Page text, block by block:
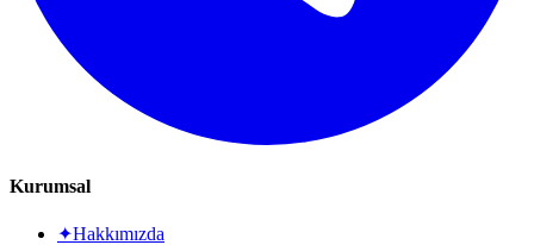
Kurumsal
✦Hakkımızda